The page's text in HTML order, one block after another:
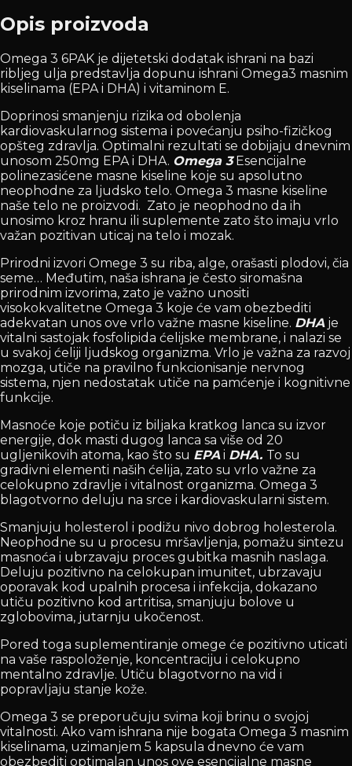
Opis proizvoda
Omega 3 6PAK je dijetetski dodatak ishrani na bazi
ribljeg ulja predstavlja dopunu ishrani Omega3 masnim
kiselinama (EPA i DHA) i vitaminom E.
Doprinosi smanjenju rizika od obolenja
kardiovaskularnog sistema i povećanju psiho-fizičkog
opšteg zdravlja. Optimalni rezultati se dobijaju dnevnim
unosom 250mg EPA i DHA. Omega 3Esencijalne
polinezasićene masne kiseline koje su apsolutno
neophodne za ljudsko telo. Omega 3 masne kiseline
naše telo ne proizvodi. Zato je neophodno da ih
unosimo kroz hranu ili suplemente zato što imaju vrlo
važan pozitivan uticaj na telo i mozak.
Prirodni izvori Omege 3 su riba, alge, orašasti plodovi, čia
seme… Međutim, naša ishrana je često siromašna
prirodnim izvorima, zato je važno unositi
visokokvalitetne Omega 3 koje će vam obezbediti
adekvatan unos ove vrlo važne masne kiseline. DHAje
vitalni sastojak fosfolipida ćelijske membrane, i nalazi se
u svakoj ćeliji ljudskog organizma. Vrlo je važna za razvoj
mozga, utiče na pravilno funkcionisanje nervnog
sistema, njen nedostatak utiče na pamćenje i kognitivne
funkcije.
Masnoće koje potiču iz biljaka kratkog lanca su izvor
energije, dok masti dugog lanca sa više od 20
ugljenikovih atoma, kao što su EPAi DHA. To su
gradivni elementi naših ćelija, zato su vrlo važne za
celokupno zdravlje i vitalnost organizma. Omega 3
blagotvorno deluju na srce i kardiovaskularni sistem.
Smanjuju holesterol i podižu nivo dobrog holesterola.
Neophodne su u procesu mršavljenja, pomažu sintezu
masnoća i ubrzavaju proces gubitka masnih naslaga.
Deluju pozitivno na celokupan imunitet, ubrzavaju
oporavak kod upalnih procesa i infekcija, dokazano
utiču pozitivno kod artritisa, smanjuju bolove u
zglobovima, jutarnju ukočenost.
Pored toga suplementiranje omege će pozitivno uticati
na vaše raspoloženje, koncentraciju i celokupno
mentalno zdravlje. Utiču blagotvorno na vid i
popravljaju stanje kože.
Omega 3 se preporučuju svima koji brinu o svojoj
vitalnosti. Ako vam ishrana nije bogata Omega 3 masnim
kiselinama, uzimanjem 5 kapsula dnevno će vam
obezbediti optimalan unos ove esencijalne masne